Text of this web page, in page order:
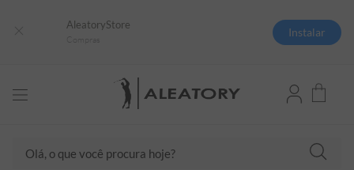
AleatoryStore
Instalar